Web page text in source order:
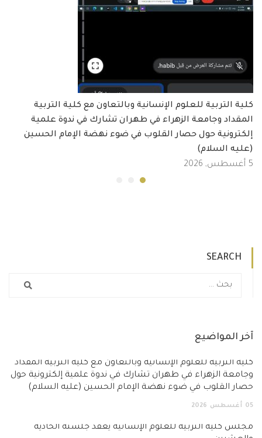
كلية التربية للعلوم الإنسانية وبالتعاون مع كلية التربية
المقداد وجامعة الزهراء في طهران تشارك في ندوة علمية
إلكترونية حول حصار القلوب في ضوء نهضة الإمام الحسين
(عليه السلام)
5 أغسطس, 2026
SEARCH
آخر المواضيع
كلية التربية للعلوم الإنسانية وبالتعاون مع كلية التربية المقداد
وجامعة الزهراء في طهران تشارك في ندوة علمية إلكترونية حول
حصار القلوب في ضوء نهضة الإمام الحسين (عليه السلام)
05 أغسطس 2026
مجلس كلية التربية للعلوم الإنسانية يعقد جلسته الحادية